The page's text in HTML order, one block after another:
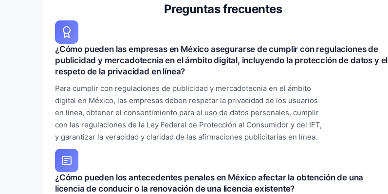
Preguntas frecuentes
¿Cómo pueden las empresas en México asegurarse de cumplir con regulaciones de
publicidad y mercadotecnia en el ámbito digital, incluyendo la protección de datos y el
respeto de la privacidad en línea?
Para cumplir con regulaciones de publicidad y mercadotecnia en el ámbito
digital en México, las empresas deben respetar la privacidad de los usuarios
en línea, obtener el consentimiento para el uso de datos personales, cumplir
con las regulaciones de la Ley Federal de Protección al Consumidor y del IFT,
y garantizar la veracidad y claridad de las afirmaciones publicitarias en línea.
¿Cómo pueden los antecedentes penales en México afectar la obtención de una
licencia de conducir o la renovación de una licencia existente?